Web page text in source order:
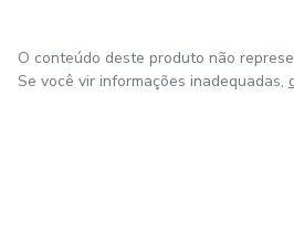
O conteúdo deste produto não
Se você vir informações inadequadas,